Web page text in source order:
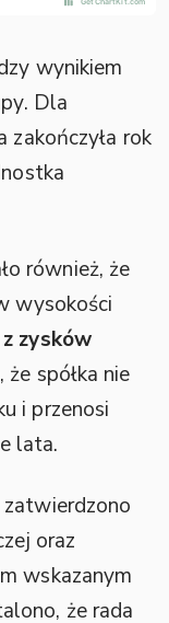
wynikiem
Dla
rok
również, że
wysokości
zysków
że spółka nie
i przenosi
lata.
zatwierdzono
oraz
wskazanym
że rada